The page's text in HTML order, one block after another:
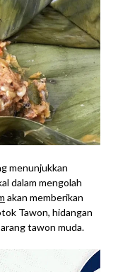
menunjukkan
dalam mengolah
akan memberikan
Tawon, hidangan
tawon muda.